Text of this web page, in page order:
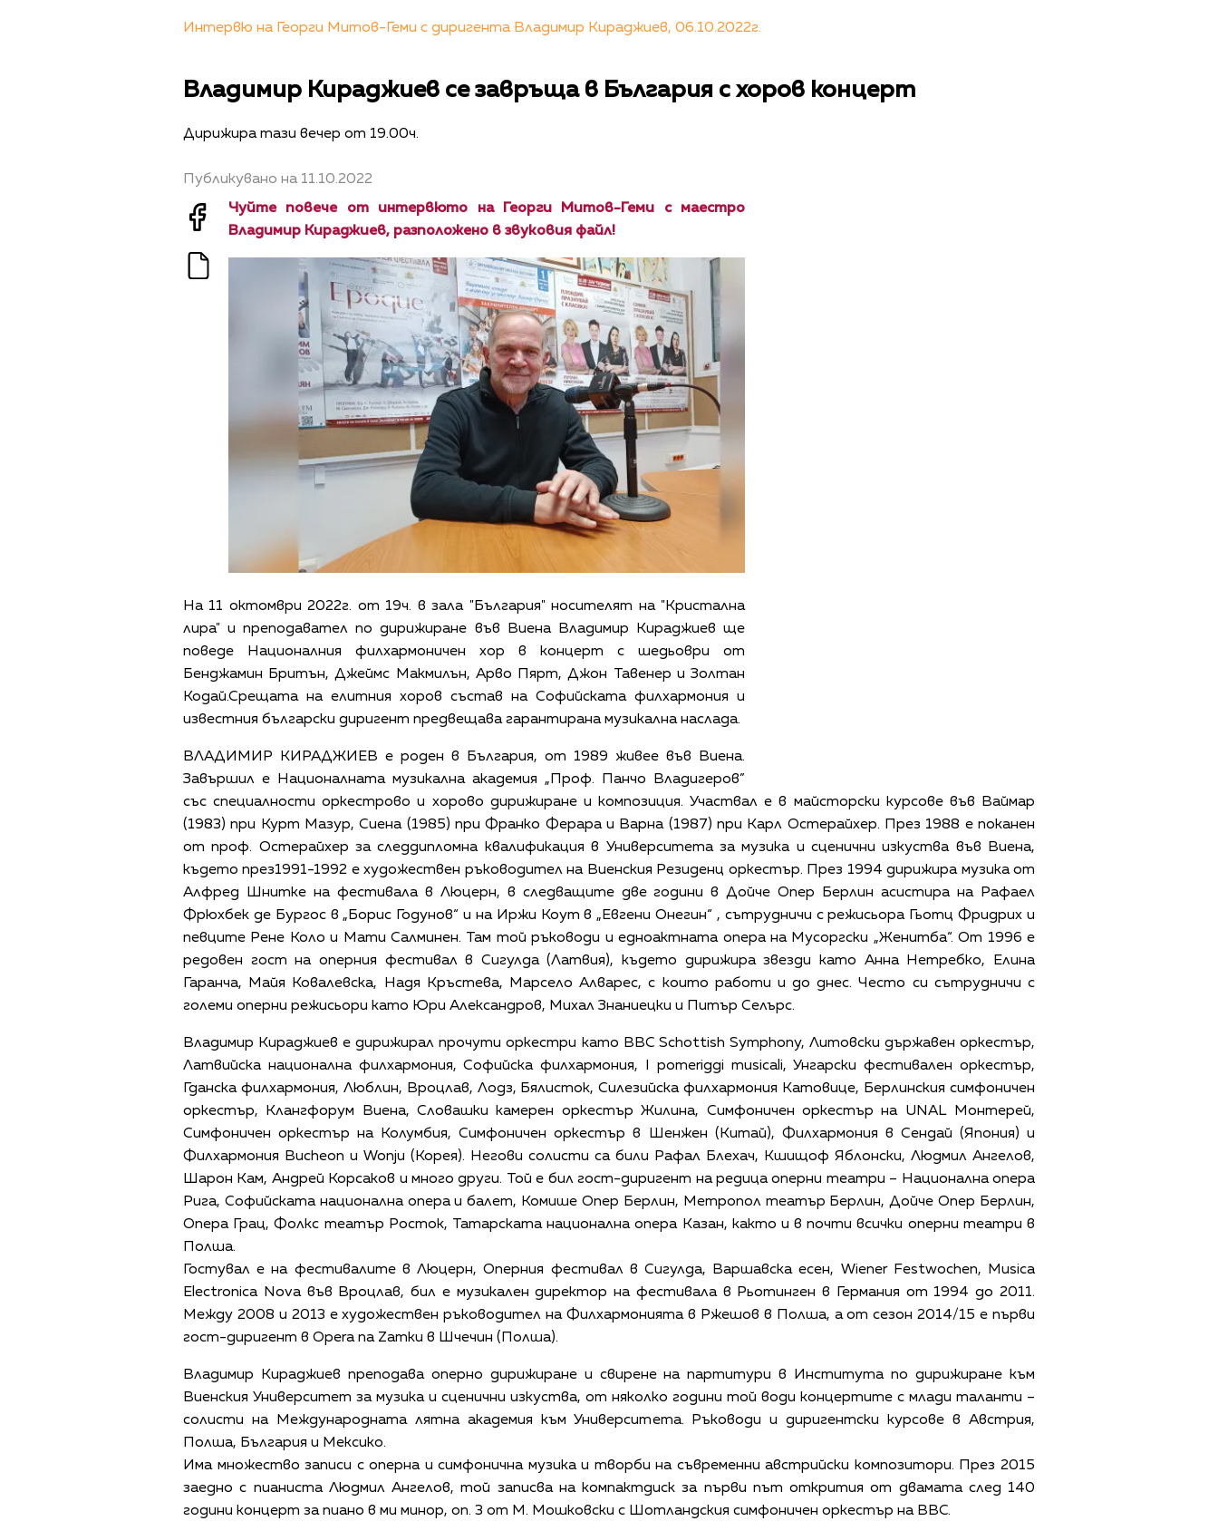
Интервю на Георги Митов-Геми с диригента Владимир Кираджиев, 06.10.2022г.
Владимир Кираджиев се завръща в България с хоров концерт
Дирижира тази вечер от 19.00ч.
Публикувано на 11.10.2022
Чуйте повече от интервюто на Георги Митов-Геми с маестро
Владимир Кираджиев, разположено в звуковия файл!
На 11 октомври 2022г. от 19ч. в зала "България" носителят на "Кристална
лира" и преподавател по дирижиране във Виена Владимир Кираджиев ще
поведе Националния филхармоничен хор в концерт с шедьоври от
Бенджамин Бритън, Джеймс Макмилън, Арво Пярт, Джон Тавенер и Золтан
Кодай.Срещата на елитния хоров състав на Софийската филхармония и
известния български диригент предвещава гарантирана музикална наслада.
ВЛАДИМИР КИРАДЖИЕВ е роден в България, от 1989 живее във Виена.
Завършил е Националната музикална академия „Проф. Панчо Владигеров”
със специалности оркестрово и хорово дирижиране и композиция. Участвал е в майсторски курсове във Ваймар
(1983) при Курт Мазур, Сиена (1985) при Франко Ферара и Варна (1987) при Карл Остерайхер. През 1988 е поканен
от проф. Остерайхер за следдипломна квалификация в Университета за музика и сценични изкуства във Виена,
където през1991-1992 е художествен ръководител на Виенския Резиденц оркестър. През 1994 дирижира музика от
Алфред Шнитке на фестивала в Люцерн, в следващите две години в Дойче Опер Берлин асистира на Рафаел
Фрюхбек де Бургос в „Борис Годунов“ и на Иржи Коут в „Евгени Онегин“ , сътрудничи с режисьора Гьотц Фридрих и
певците Рене Коло и Мати Салминен. Там той ръководи и едноактната опера на Мусоргски „Женитба“. От 1996 е
редовен гост на оперния фестивал в Сигулда (Латвия), където дирижира звезди като Анна Нетребко, Елина
Гаранча, Майя Ковалевска, Надя Кръстева, Марсело Алварес, с които работи и до днес. Често си сътрудничи с
големи оперни режисьори като Юри Александров, Михал Знаниецки и Питър Селърс.
Владимир Кираджиев е дирижирал прочути оркестри като BBC Schottish Symphony, Литовски държавен оркестър,
Латвийска национална филхармония, Софийска филхармония, I pomeriggi musicali, Унгарски фестивален оркестър,
Гданска филхармония, Люблин, Вроцлав, Лодз, Бялисток, Силезийска филхармония Катовице, Берлинския симфоничен
оркестър, Клангфорум Виена, Словашки камерен оркестър Жилина, Симфоничен оркестър на UNAL Монтерей,
Симфоничен оркестър на Колумбия, Симфоничен оркестър в Шенжен (Китай), Филхармония в Сендай (Япония) и
Филхармония Bucheon и Wonju (Корея). Негови солисти са били Рафал Блехач, Кшищоф Яблонски, Людмил Ангелов,
Шарон Кам, Андрей Корсаков и много други. Той е бил гост-диригент на редица оперни театри – Национална опера
Рига, Софийската национална опера и балет, Комише Опер Берлин, Метропол театър Берлин, Дойче Опер Берлин,
Опера Грац, Фолкс театър Росток, Татарската национална опера Казан, както и в почти всички оперни театри в
Полша.
Гостувал е на фестивалите в Люцерн, Оперния фестивал в Сигулда, Варшавска есен, Wiener Festwochen, Musica
Electronica Nova във Вроцлав, бил е музикален директор на фестивала в Рьотинген в Германия от 1994 до 2011.
Между 2008 и 2013 е художествен ръководител на Филхармонията в Ржешов в Полша, а от сезон 2014/15 е първи
гост-диригент в Opera na Zamku в Шчечин (Полша).
Владимир Кираджиев преподава оперно дирижиране и свирене на партитури в Института по дирижиране към
Виенския Университет за музика и сценични изкуства, от няколко години той води концертите с млади таланти –
солисти на Международната лятна академия към Университета. Ръководи и диригентски курсове в Австрия,
Полша, България и Мексико.
Има множество записи с оперна и симфонична музика и творби на съвременни австрийски композитори. През 2015
заедно с пианиста Людмил Ангелов, той записва на компактдиск за първи път открития от двамата след 140
години концерт за пиано в ми минор, оп. 3 от М. Мошковски с Шотландския симфоничен оркестър на BBC.